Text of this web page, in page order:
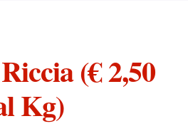
(€ 2,50
Kg)